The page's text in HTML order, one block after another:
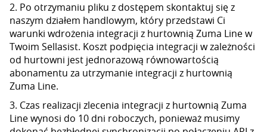
2. Po otrzymaniu pliku z dostępem skontaktuj się z
naszym działem handlowym, który przedstawi Ci
warunki wdrożenia integracji z hurtownią Zuma Line w
Twoim Sellasist. Koszt podpięcia integracji w zależności
od hurtowni jest jednorazową równowartością
abonamentu za utrzymanie integracji z hurtownią
Zuma Line.
3. Czas realizacji zlecenia integracji z hurtownią Zuma
Line wynosi do 10 dni roboczych, ponieważ musimy